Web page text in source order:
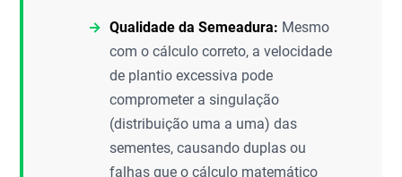
Qualidade da Semeadura: Mesmo
com o cálculo correto, a velocidade
de plantio excessiva pode
comprometer a singulação
(distribuição uma a uma) das
sementes, causando duplas ou
falhas que o cálculo matemático